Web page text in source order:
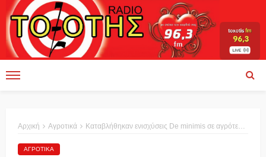
Αρχική Αγροτικά Καταβλήθηκαν ενισχύσεις De minimis σε αγρότες Αττικής, Έβρου, Ημαθίας, Λάρισας, Πέλλας, Καβάλας, Κοζάνης και Φλώρινας, ύψους 18,2 εκ. ευρώ
ΑΓΡΟΤΙΚΆ